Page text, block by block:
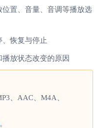
置、音量、音调等播放选
恢复与停止
放状态改变的原因
、AAC、M4A、
。